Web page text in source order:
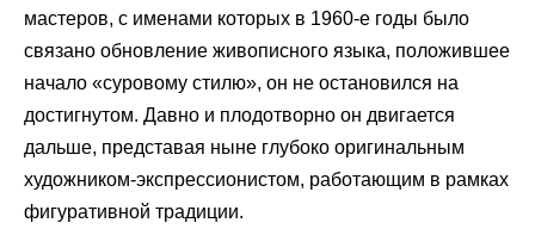
мастеров, с именами которых в 1960-е годы было
связано обновление живописного языка, положившее
начало «суровому стилю», он не остановился на
достигнутом. Давно и плодотворно он двигается
дальше, представая ныне глубоко оригинальным
художником-экспрессионистом, работающим в рамках
фигуративной традиции.